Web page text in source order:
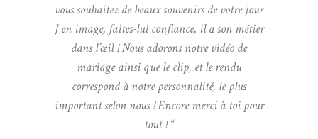
vous souhaitez de beaux souvenirs de votre jour
J en image, faites-lui confiance, il a son métier
dans l’œil ! Nous adorons notre vidéo de
mariage ainsi que le clip, et le rendu
correspond à notre personnalité, le plus
important selon nous ! Encore merci à toi pour
tout ! “